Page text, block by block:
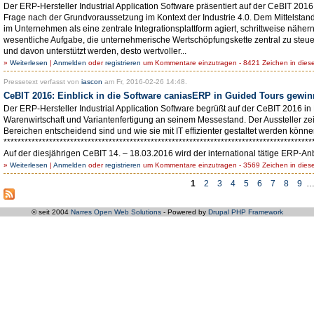
Der ERP-Hersteller Industrial Application Software präsentiert auf der CeBIT
Frage nach der Grundvoraussetzung im Kontext der Industrie 4.0. Dem
im Unternehmen als eine zentrale Integrationsplattform agiert, schrittweise
wesentliche Aufgabe, die unternehmerische Wertschöpfungskette zentral zu
und davon unterstützt werden, desto wertvoller...
» Weiterlesen | Anmelden oderregistrieren um Kommentare einzutragen - 8421 Zeichen in
Pressetext verfasst von iascon am Fr, 2016-02-26 14:48.
CeBIT 2016: Einblick in die Software caniasERP in Guided Tours
Der ERP-Hersteller Industrial Application Software begrüßt auf der CeBIT 2016
Warenwirtschaft und Variantenfertigung an seinem Messestand. Der Aussteller
Bereichen entscheidend sind und wie sie mit IT effizienter gestaltet werden
Auf der diesjährigen CeBIT 14. – 18.03.2016 wird der international tätige ERP-
» Weiterlesen | Anmelden oderregistrieren um Kommentare einzutragen - 3569 Zeichen in
1 2 3 4 5 6 7 8 9
© seit 2004 Narres Open Web Solutions- Powered by Drupal PHP Framework